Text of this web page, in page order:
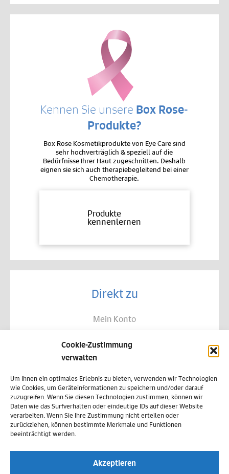
Cookie-Zustimmung
verwalten
Um Ihnen ein optimales Erlebnis zu bieten, verwenden wir Technologien
wie Cookies, um Geräteinformationen zu speichern und/oder darauf
zuzugreifen. Wenn Sie diesen Technologien zustimmen, können wir
Daten wie das Surfverhalten oder eindeutige IDs auf dieser Website
verarbeiten. Wenn Sie Ihre Zustimmung nicht erteilen oder
zurückziehen, können bestimmte Merkmale und Funktionen
beeinträchtigt werden.
Akzeptieren
Kennen Sie unsere Box Rose-
Produkte?
Box Rose Kosmetikprodukte von Eye Care sind
sehr hochverträglich & speziell auf die
Bedürfnisse Ihrer Haut zugeschnitten. Deshalb
eignen sie sich auch therapiebegleitend bei einer
Chemotherapie.
Produkte
kennenlernen
Direkt zu
Mein Konto
Allgemeine Geschäftsbedingungen
Datenschutz
Widerruf
Zahlungsweisen
Versand & Lieferung
Cookie-Richtlinie (EU)